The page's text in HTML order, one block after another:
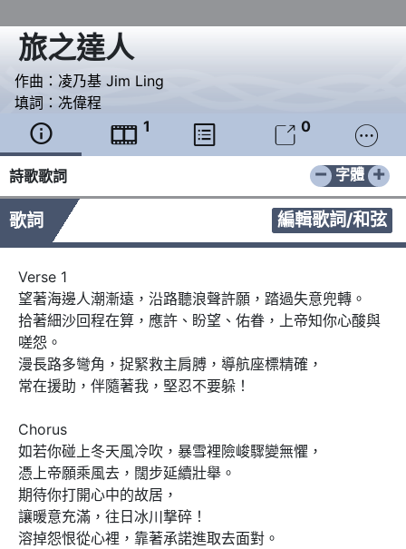
旅之達人
作曲： 凌乃基 Jim Ling
填詞： 冼偉程
  1   0 
詩歌歌詞 − +
字體
歌詞 編輯歌詞/和弦
Verse 1
望著海邊人潮漸遠，沿路聽浪聲許願，踏過失意兜轉。
拾著細沙回程在算，應許、盼望、佑眷，上帝知你心酸與
嗟怨。
漫長路多彎角，捉緊救主肩膊，導航座標精確，
常在援助，伴隨著我，堅忍不要躲！
Chorus
如若你碰上冬天風冷吹，暴雪裡險峻驟變無懼，
憑上帝願乘風去，闊步延續壯舉。
期待你打開心中的故居，
讓暖意充滿，往日冰川撃碎！
溶掉怨恨從心裡，靠著承諾進取去面對。